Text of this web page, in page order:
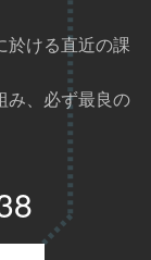
於ける直近の課
み、必ず最良の